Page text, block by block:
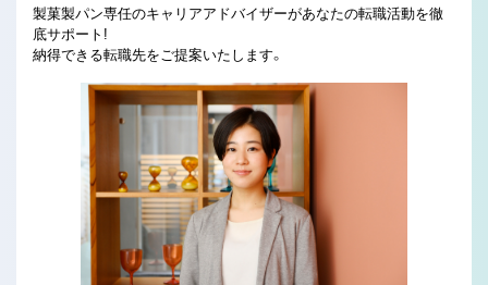
製菓製パン専任のキャリアアドバイザーがあなたの転職活動を徹
底サポート!
納得できる転職先をご提案いたします。